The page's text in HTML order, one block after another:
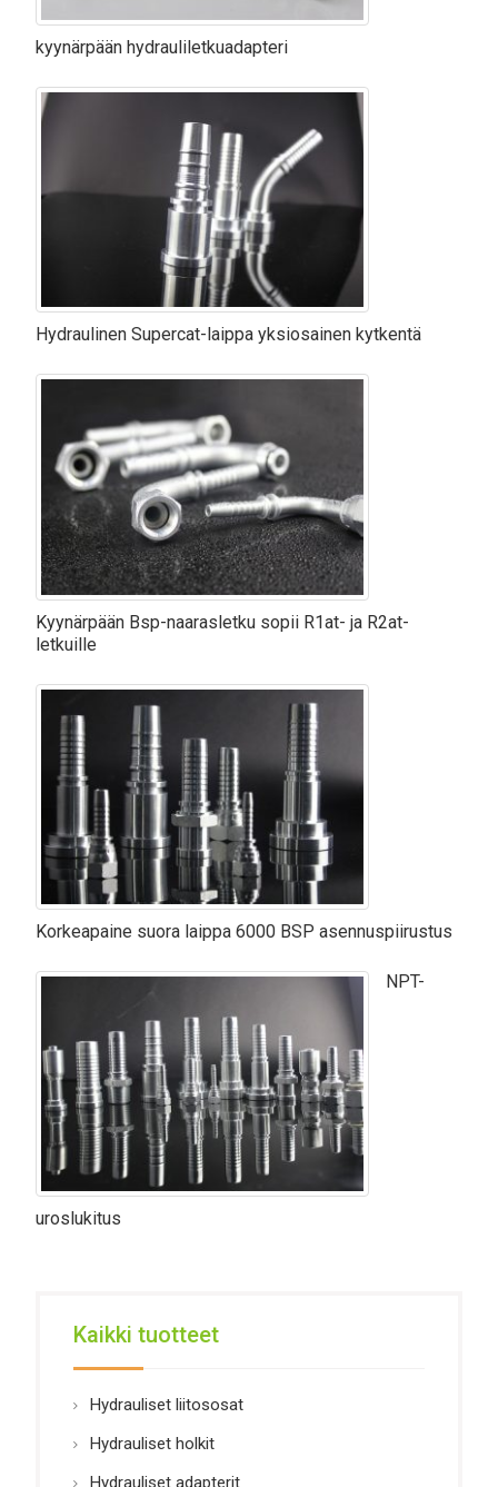
kyynärpään hydrauliletkuadapteri
Hydraulinen Supercat-laippa yksiosainen kytkentä
Kyynärpään Bsp-naarasletku sopii R1at- ja R2at-
letkuille
Korkeapaine suora laippa 6000 BSP asennuspiirustus
NPT-
uroslukitus
Kaikki tuotteet
Hydrauliset liitososat
Hydrauliset holkit
Hydrauliset adapterit